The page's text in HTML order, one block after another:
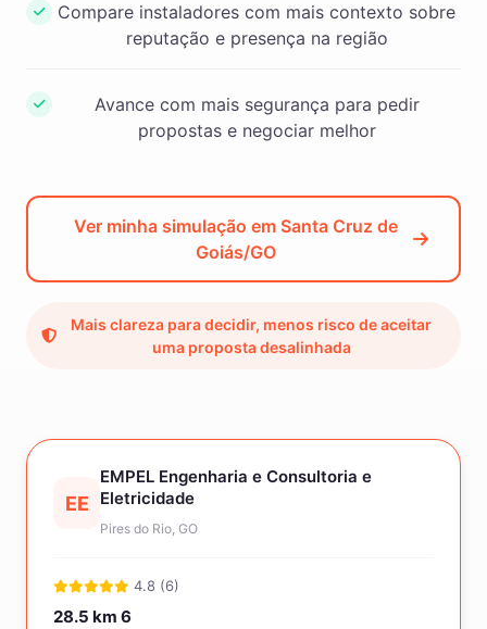
EE
EMPEL Engenharia e Consultoria e
Eletricidade
Pires do Rio, GO
4.8 (6)
28.5 km 6
Compare instaladores com mais contexto sobre
reputação e presença na região
Avance com mais segurança para pedir
propostas e negociar melhor
Ver minha simulação em Santa Cruz de
Goiás/GO
Mais clareza para decidir, menos risco de aceitar
uma proposta desalinhada